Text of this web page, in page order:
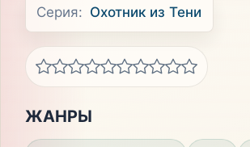
Серия: Охотник из Тени
ЖАНРЫ